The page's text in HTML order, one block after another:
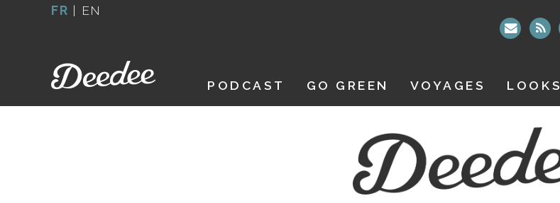
FR | EN
PODCAST GO GREEN VOYAGES LOOKS